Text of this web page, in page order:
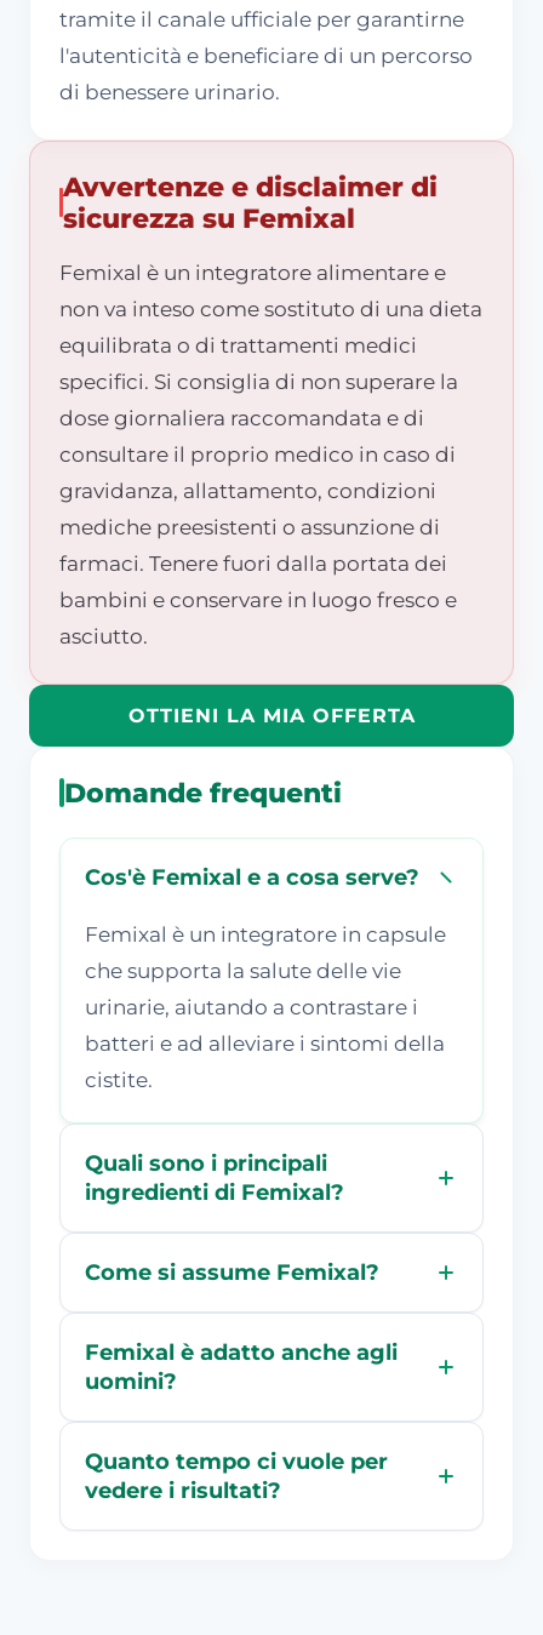
tramite il canale ufficiale per garantirne
l'autenticità e beneficiare di un percorso
di benessere urinario.
Avvertenze e disclaimer di
sicurezza su Femixal
Femixal è un integratore alimentare e
non va inteso come sostituto di una dieta
equilibrata o di trattamenti medici
specifici. Si consiglia di non superare la
dose giornaliera raccomandata e di
consultare il proprio medico in caso di
gravidanza, allattamento, condizioni
mediche preesistenti o assunzione di
farmaci. Tenere fuori dalla portata dei
bambini e conservare in luogo fresco e
asciutto.
OTTIENI LA MIA OFFERTA
Domande frequenti
Cos'è Femixal e a cosa serve?
Femixal è un integratore in capsule
che supporta la salute delle vie
urinarie, aiutando a contrastare i
batteri e ad alleviare i sintomi della
cistite.
Quali sono i principali
ingredienti di Femixal?
Come si assume Femixal?
Femixal è adatto anche agli
uomini?
Quanto tempo ci vuole per
vedere i risultati?